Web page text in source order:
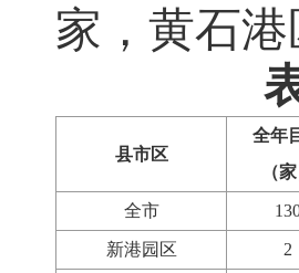
家，黄石港
县市区
全年
（家
全市
新港园区 2